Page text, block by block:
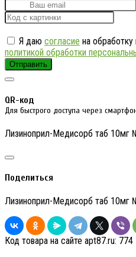
Я даю согласие на
политикой обработки
Отправить
QR-код
Для быстрого доступа через
Лизиноприл-Медисорб таб 10мг
Поделиться
Лизиноприл-Медисорб таб 10мг
Код товара на сайте apt87.ru: 774